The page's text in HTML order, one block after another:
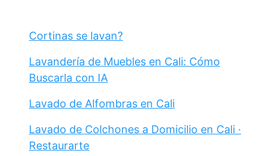
Cortinas se lavan?
Lavandería de Muebles en Cali: Cómo
Buscarla con IA
Lavado de Alfombras en Cali
Lavado de Colchones a Domicilio en Cali ·
Restaurarte